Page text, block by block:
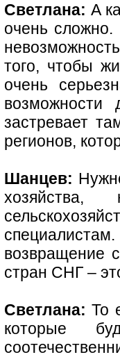
Светлана: А
очень сложно.
того, чтобы
очень
возможности
застревает
регионов,
Шанцев:
возвращение
стран СНГ –
Светлана: То
которые